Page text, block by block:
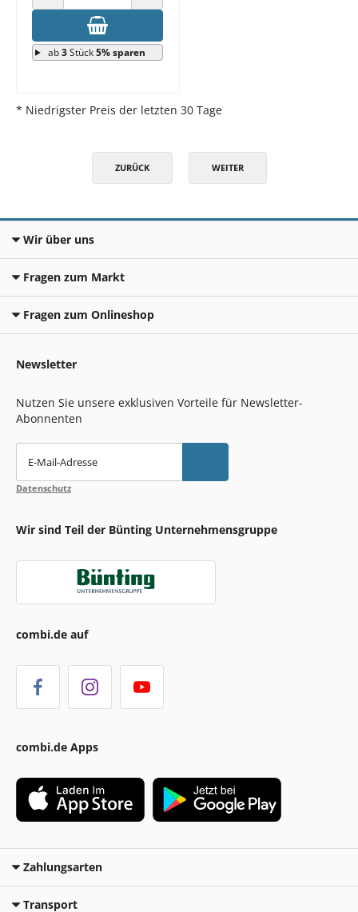
ANZAHL VERRINGERN ANZAHL ERHÖHEN
ab3Stück5% sparen
* Niedrigster Preis der letzten 30 Tage
ZURÜCK WEITER
Wir über uns
Fragen zum Markt
Fragen zum Onlineshop
Newsletter
Nutzen Sie unsere exklusiven Vorteile für Newsletter-
Abonnenten
E-Mail-Adresse
Datenschutz
Wir sind Teil der Bünting Unternehmensgruppe
combi.de auf
combi.de Apps
Zahlungsarten
Transport